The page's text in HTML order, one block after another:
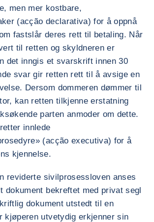
men mer kostbare,
(acção declarativa) for å oppnå
fastslår deres rett til betaling. Når
til retten og skyldneren er
det inngis et svarskrift innen 30
svar gir retten rett til å avsige en
Dersom dommeren dømmer til
kan retten tilkjenne erstatning
parten anmoder om dette.
innlede
(acção executiva) for å
kjennelse.
reviderte sivilprosessloven anses
dokument bekreftet med privat segl
dokument utstedt til en
kjøperen utvetydig erkjenner sin